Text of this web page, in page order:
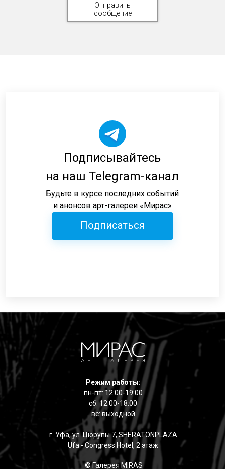
Отправить
сообщение
Подписывайтесь
на наш Telegram-канал
Будьте в курсе последних событий
и анонсов арт-галереи «Мирас»
Подписаться
Режим работы:
пн-пт: 12:00-19:00
сб: 12:00-18:00
вс: выходной
г. Уфа, ул. Цюрупы 7, SHERATONPLAZA
Ufa - Congress Hotel, 2 этаж
© Галерея MIRAS